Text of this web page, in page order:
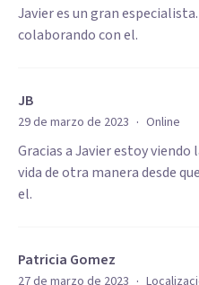
Javier es un gran
colaborando con el.
JB
29 de marzo de 2023 · Online
Gracias a Javier estoy
vida de otra manera desde
el.
Patricia Gomez
27 de marzo de 2023